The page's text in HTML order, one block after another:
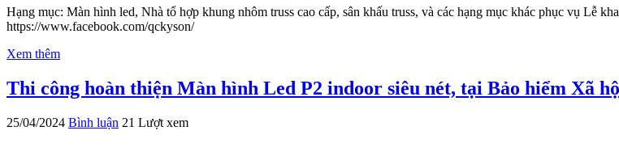
Hạng mục: Màn hình led, Nhà tổ hợp khung nhôm truss cao cấp, sân khấu truss, và các hạng mục khác phục vụ Lễ
https://www.facebook.com/qckyson/
Xem thêm
Thi công hoàn thiện Màn hình Led P2 indoor siêu nét, tại Bảo hiểm Xã
25/04/2024 Bình luận 21 Lượt xem